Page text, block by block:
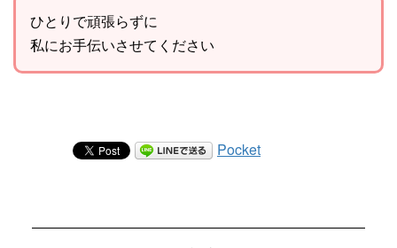
ひとりで頑張らずに
私にお手伝いさせてください
Pocket